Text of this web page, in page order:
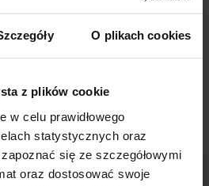
O plikach cookies
z plików cookie
w celu prawidłowego
statystycznych oraz
się ze szczegółowymi
oraz dostosować swoje